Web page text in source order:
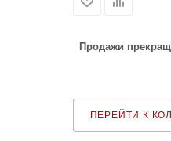
Продажи
ПЕРЕЙТИ К